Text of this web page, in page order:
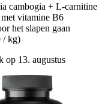
cambogia + L-carnitine
vitamine B6
het slapen gaan
/ kg)
op 13. augustus